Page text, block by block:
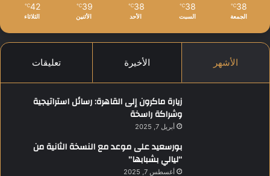
38
℃
الجمعة
38
℃
السبت
38
℃
الأحد
39
℃
الأثنين
42
℃
الثلاثاء
الأشهر الأخيرة تعليقات
زيارة ماكرون إلى القاهرة: رسائل استراتيجية
وشراكة راسخة
أبريل 7, 2025
بورسعيد على موعد مع النسخة الثانية من
“ليالي بشبابها”
أغسطس 7, 2025